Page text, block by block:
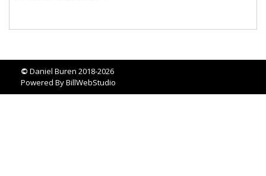
© Daniel Buren 2018-2026
Powered ByBillWebStudio